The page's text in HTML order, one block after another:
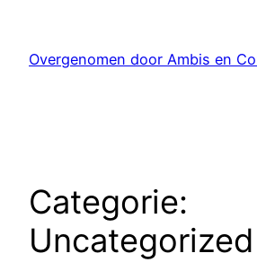
Overgenomen door Ambis en
Categorie:
Uncategorized